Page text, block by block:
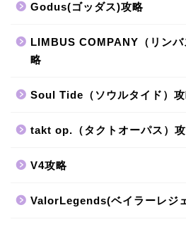
Godus(ゴッダス)攻略
LIMBUS COMPANY（リンバ
略
Soul Tide（ソウルタイド）
takt op.（タクトオーパス）
V4攻略
ValorLegends(ベイラーレジ